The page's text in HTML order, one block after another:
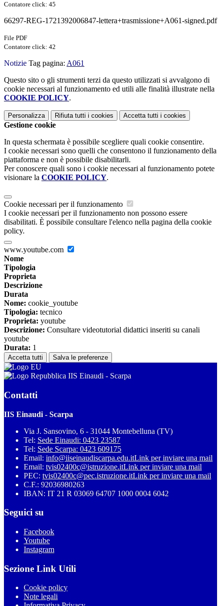
Contatore click: 45
66297-REG-1721392006847-lettera+trasmissione+A061-signed.pdf
File PDF
Contatore click: 42
Notizie Tag pagina: A061
Questo sito o gli strumenti terzi da questo utilizzati si avvalgono di
cookie necessari al funzionamento ed utili alle finalità illustrate nella
COOKIE POLICY.
Personalizza Rifiuta tutti i cookies Accetta tutti i cookies
Gestione cookie
In questa schermata è possibile scegliere quali cookie consentire.
I cookie necessari sono quelli che consentono il funzionamento della
piattaforma e non è possibile disabilitarli.
Per conoscere quali sono i cookie necessari al funzionamento potete
visionare la COOKIE POLICY.
Cookie necessari per il funzionamento
I cookie necessari per il funzionamento non possono essere
disabilitati. È possibile consultare l'elenco nella pagina della cookie
policy.
www.youtube.com
Nome
Tipologia
Proprieta
Descrizione
Durata
Nome: cookie_youtube
Tipologia: tecnico
Proprieta: youtube
Descrizione: Consultare videotutorial didattici inseriti su canali
youtube
Durata: 1
Accetta tutti Salva le preferenze
IIS Einaudi - Scarpa
Contatti
IIS Einaudi - Scarpa
Via J. Sansovino, 6 - 31044 Montebelluna (TV)
Tel: Sede Einaudi: 0423 23587
Tel: Sede Scarpa: 0423 609175
Email: info@iiseinaudiscarpa.edu.itLink per inviare una mail
Email: tvis02400c@istruzione.itLink per inviare una mail
PEC: tvis02400c@pec.istruzione.itLink per inviare una mail
C.F.: 92036980263
IBAN: IT 21 R 03069 64707 1000 0004 6042
Seguici su
Facebook
Youtube
Instagram
Sezione Link Utili
Cookie policy
Note legali